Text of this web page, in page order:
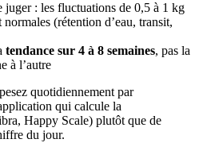
juger : les fluctuations de 0,5 à 1 kg
normales (rétention d’eau, transit,
tendance sur 4 à 8 semaines, pas la
à l’autre
quotidiennement par
qui calcule la
Happy Scale) plutôt que de
du jour.